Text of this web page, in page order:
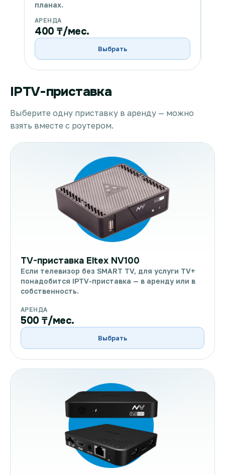
планах.
АРЕНДА
400 ₸/мес.
Выбрать
IPTV-приставка
Выберите одну приставку в аренду — можно
взять вместе с роутером.
TV-приставка Eltex NV100
Если телевизор без SMART TV, для услуги TV+
понадобится IPTV-приставка — в аренду или в
собственность.
АРЕНДА
500 ₸/мес.
Выбрать